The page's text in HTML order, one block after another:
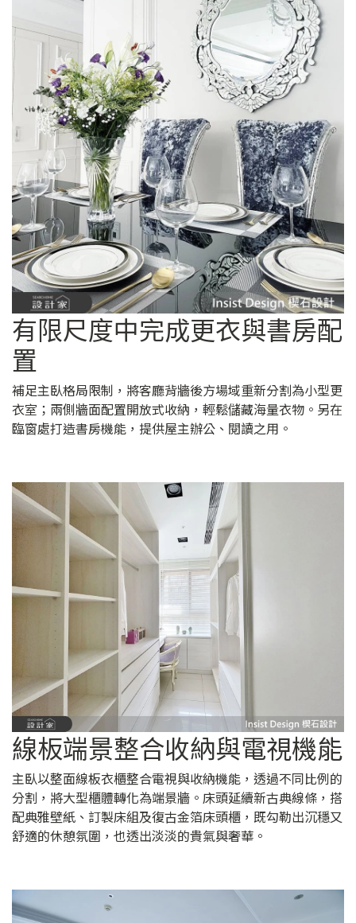
有限尺度中完成更衣與書房配
置
補足主臥格局限制，將客廳背牆後方場域重新分割為小型更
衣室；兩側牆面配置開放式收納，輕鬆儲藏海量衣物。另在
臨窗處打造書房機能，提供屋主辦公、閱讀之用。
線板端景整合收納與電視機能
主臥以整面線板衣櫃整合電視與收納機能，透過不同比例的
分割，將大型櫃體轉化為端景牆。床頭延續新古典線條，搭
配典雅壁紙、訂製床組及復古金箔床頭櫃，既勾勒出沉穩又
舒適的休憩氛圍，也透出淡淡的貴氣與奢華。